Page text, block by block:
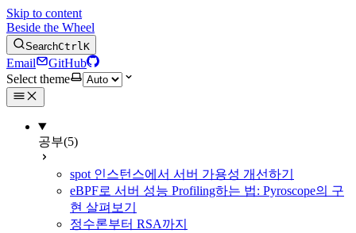
Skip to content
Beside the Wheel
SearchCtrlK
Email
GitHub
Select theme
공부(5)
spot 인스턴스에서 서버 가용성 개선하기
eBPF로 서버 성능 Profiling하는 법: Pyroscope의 구
현 살펴보기
정수론부터 RSA까지